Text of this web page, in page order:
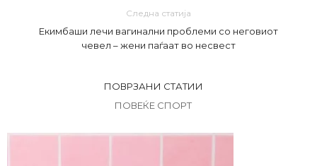
Следна статија
Екимбаши лечи вагинални проблеми со неговиот
чевел – жени паѓаат во несвест
ПОВРЗАНИ СТАТИИ
ПОВЕЌЕ СПОРТ